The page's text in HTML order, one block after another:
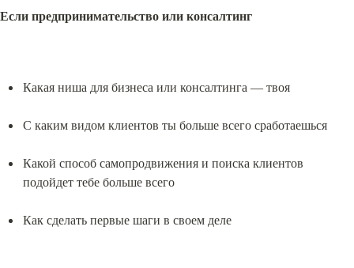
Если предпринимательство или консалтинг
Какая ниша для бизнеса или консалтинга — твоя
С каким видом клиентов ты больше всего сработаешься
Какой способ самопродвижения и поиска клиентов
подойдет тебе больше всего
Как сделать первые шаги в своем деле